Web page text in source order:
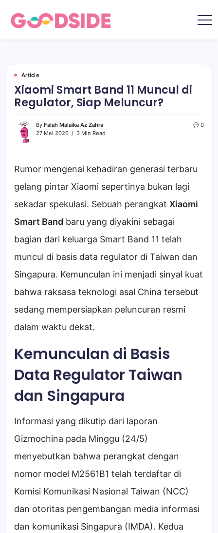
Gen
Indonesia
tentang
film,
teknologi,
gadget,
musik,
Article
Xiaomi Smart Band 11 Muncul di
Regulator, Siap Meluncur?
By Falah Malaika Az Zahra
27 Mei 2026
3 Min Read
0
Rumor mengenai kehadiran generasi terbaru
gelang pintar Xiaomi sepertinya bukan lagi
sekadar spekulasi. Sebuah perangkat Xiaomi
Smart Band baru yang diyakini sebagai
bagian dari keluarga Smart Band 11 telah
muncul di basis data regulator di Taiwan dan
Singapura. Kemunculan ini menjadi sinyal kuat
bahwa raksasa teknologi asal China tersebut
sedang mempersiapkan peluncuran resmi
dalam waktu dekat.
Kemunculan di Basis
Data Regulator Taiwan
dan Singapura
Informasi yang dikutip dari laporan
Gizmochina pada Minggu (24/5)
menyebutkan bahwa perangkat dengan
nomor model M2561B1 telah terdaftar di
Komisi Komunikasi Nasional Taiwan (NCC)
dan otoritas pengembangan media informasi
dan komunikasi Singapura (IMDA). Kedua